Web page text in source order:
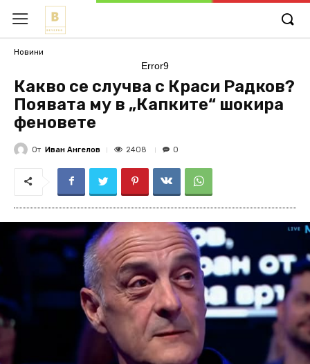
Новини
Error9
Какво се случва с Краси Радков?
Появата му в „Капките“ шокира
феновете
От Иван Ангелов 2408 0